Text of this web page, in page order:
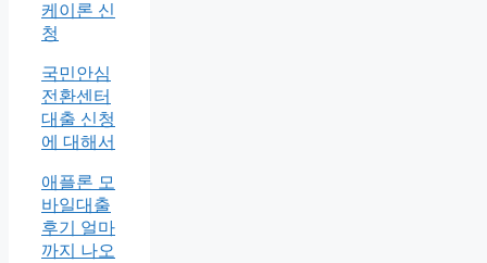
케이론 신
청
국민안심
전환센터
대출 신청
에 대해서
애플론 모
바일대출
후기 얼마
까지 나오